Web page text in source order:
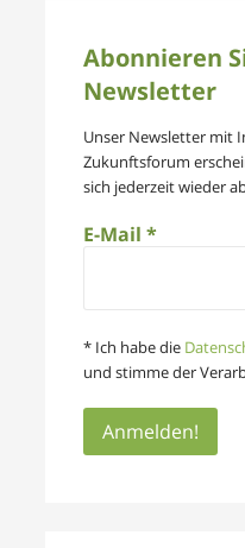
Abonnieren
Newsletter
Unser Newsletter mit
Zukunftsforum
sich jederzeit wieder
E-Mail *
* Ich habe die
und stimme der